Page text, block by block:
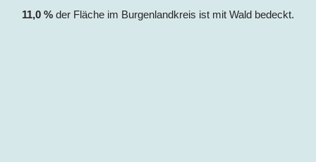
11,0 % der Fläche im Burgenlandkreis ist mit Wald bedeckt.